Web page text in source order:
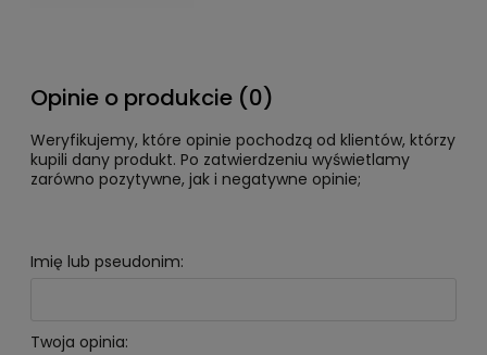
Opinie o produkcie (0)
Weryfikujemy, które opinie pochodzą od klientów, którzy
kupili dany produkt. Po zatwierdzeniu wyświetlamy
zarówno pozytywne, jak i negatywne opinie;
Imię lub pseudonim:
Twoja opinia: